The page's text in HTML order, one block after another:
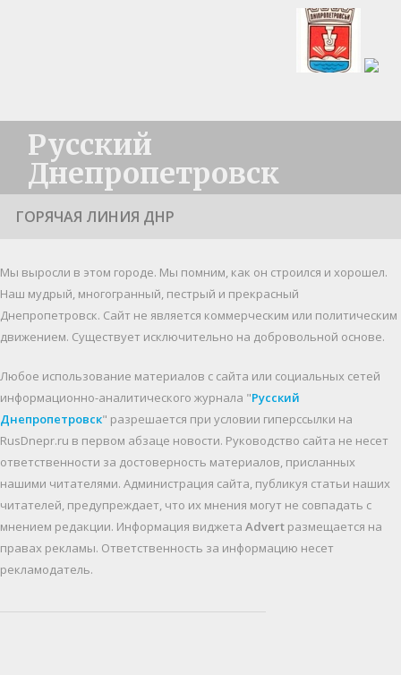
Русский
Днепропетровск
ГОРЯЧАЯ ЛИНИЯ ДНР
Мы выросли в этом городе. Мы помним, как он строился и хорошел.
Наш мудрый, многогранный, пестрый и прекрасный
Днепропетровск. Cайт не является коммерческим или политическим
движением. Существует исключительно на добровольной основе.
Любое использование материалов c сайта или социальных сетей
информационно-аналитического журнала "Русский
Днепропетровск" разрешается при условии гиперссылки на
RusDnepr.ru в первом абзаце новости. Руководство сайта не несет
ответственности за достоверность материалов, присланных
нашими читателями. Администрация сайта, публикуя статьи наших
читателей, предупреждает, что их мнения могут не совпадать с
мнением редакции. Информация виджета Advert размещается на
правах рекламы. Ответственность за информацию несет
рекламодатель.